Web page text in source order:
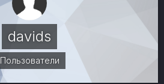
davids
Пользователи